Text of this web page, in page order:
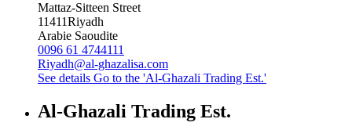
Mattaz-Sitteen Street
11411Riyadh
Arabie Saoudite
0096 61 4744111
Riyadh@al-ghazalisa.com
See details Go to the 'Al-Ghazali Trading Est.'
Al-Ghazali Trading Est.